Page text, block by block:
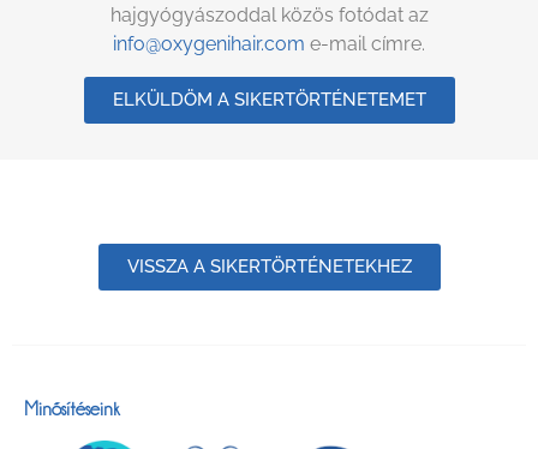
hajgyógyászoddal közös fotódat az
info@oxygenihair.com e-mail címre.
ELKÜLDÖM A SIKERTÖRTÉNETEMET
VISSZA A SIKERTÖRTÉNETEKHEZ
Minősítéseink